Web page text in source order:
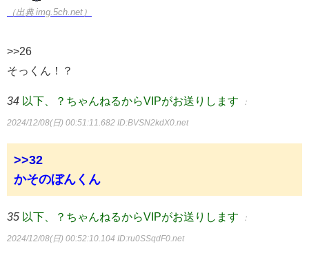
（出典 img.5ch.net）
>>26
そっくん！？
34 以下、？ちゃんねるからVIPがお送りします ：
2024/12/08(日) 00:51:11.682 ID:BVSN2kdX0.net
>>32
かそのぼんくん
35 以下、？ちゃんねるからVIPがお送りします ：
2024/12/08(日) 00:52:10.104 ID:ru0SSqdF0.net